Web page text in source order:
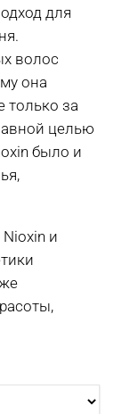
для
волос
она
только за
целью
было и
и